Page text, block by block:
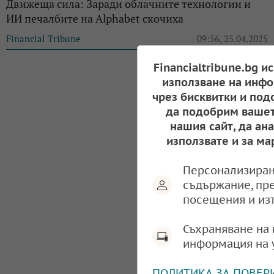
Движеща сила: Заради облачните технологии и
ИИ печалбите на Alphabet скочиха
Financial Tribune 09:56, 25.04.2025
Financialtribune.bg
използване на
чрез бисквитки и
да подобрим
нашия сайт, да
използвате и за
съдържание,
посещения и
Съхраняване
информация на